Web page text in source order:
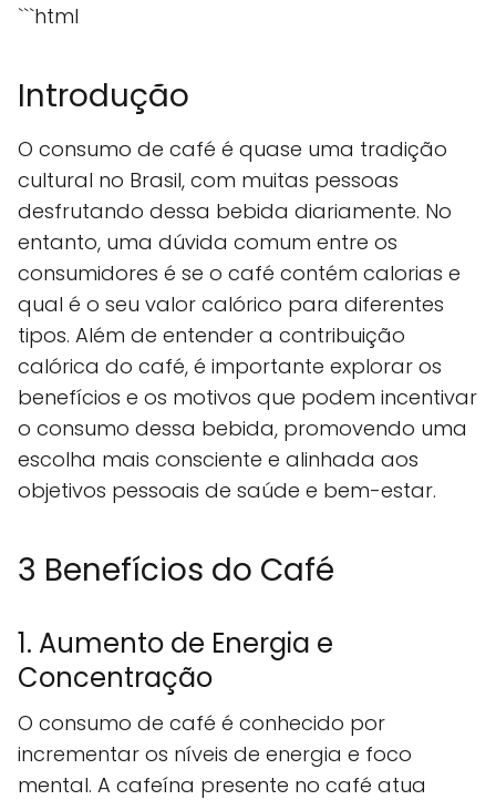
```html
Introdução
O consumo de café é quase uma tradição
cultural no Brasil, com muitas pessoas
desfrutando dessa bebida diariamente. No
entanto, uma dúvida comum entre os
consumidores é se o café contém calorias e
qual é o seu valor calórico para diferentes
tipos. Além de entender a contribuição
calórica do café, é importante explorar os
benefícios e os motivos que podem incentivar
o consumo dessa bebida, promovendo uma
escolha mais consciente e alinhada aos
objetivos pessoais de saúde e bem-estar.
3 Benefícios do Café
1. Aumento de Energia e
Concentração
O consumo de café é conhecido por
incrementar os níveis de energia e foco
mental. A cafeína presente no café atua